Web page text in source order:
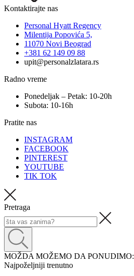
Kontaktirajte nas
Personal Hyatt Regency
Milentija Popovića 5,
11070 Novi Beograd
+381 62 149 09 88
upit@personalzlatara.rs
Radno vreme
Ponedeljak – Petak: 10-20h
Subota: 10-16h
Pratite nas
INSTAGRAM
FACEBOOK
PINTEREST
YOUTUBE
TIK TOK
Pretraga
MOŽDA MOŽEMO DA PONUDIMO:
Najpoželjniji trenutno